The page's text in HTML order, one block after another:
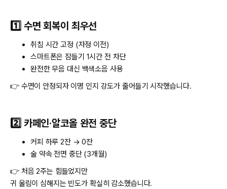
1️⃣ 수면 회복이 최우선
취침 시간 고정 (자정 이전)
스마트폰은 잠들기 1시간 전 차단
완전한 무음 대신 백색소음 사용
👉 수면이 안정되자 이명 인지 강도가 줄어들기 시작했습니다.
2️⃣ 카페인·알코올 완전 중단
커피 하루 2잔 → 0잔
술 약속 전면 중단 (3개월)
👉 처음 2주는 힘들었지만
귀 울림이 심해지는 빈도가 확실히 감소했습니다.